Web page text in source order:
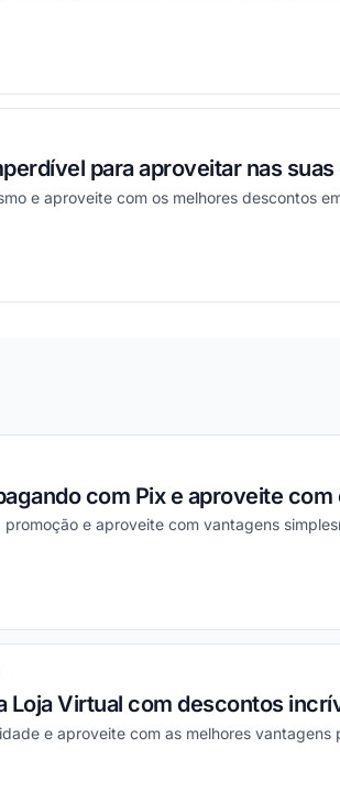
para aproveitar nas
e aproveite com os melhores descontos
com Pix e aproveite
e aproveite com vantagens
Loja Virtual com descontos
e aproveite com as melhores vantagens